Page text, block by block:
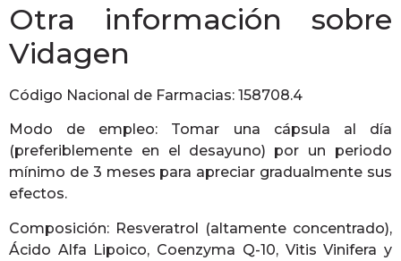
Otra información sobre
Vidagen
Código Nacional de Farmacias: 158708.4
Modo de empleo: Tomar una cápsula al día
(preferiblemente en el desayuno) por un periodo
mínimo de 3 meses para apreciar gradualmente sus
efectos.
Composición: Resveratrol (altamente concentrado),
Ácido Alfa Lipoico, Coenzyma Q-10, Vitis Vinifera y